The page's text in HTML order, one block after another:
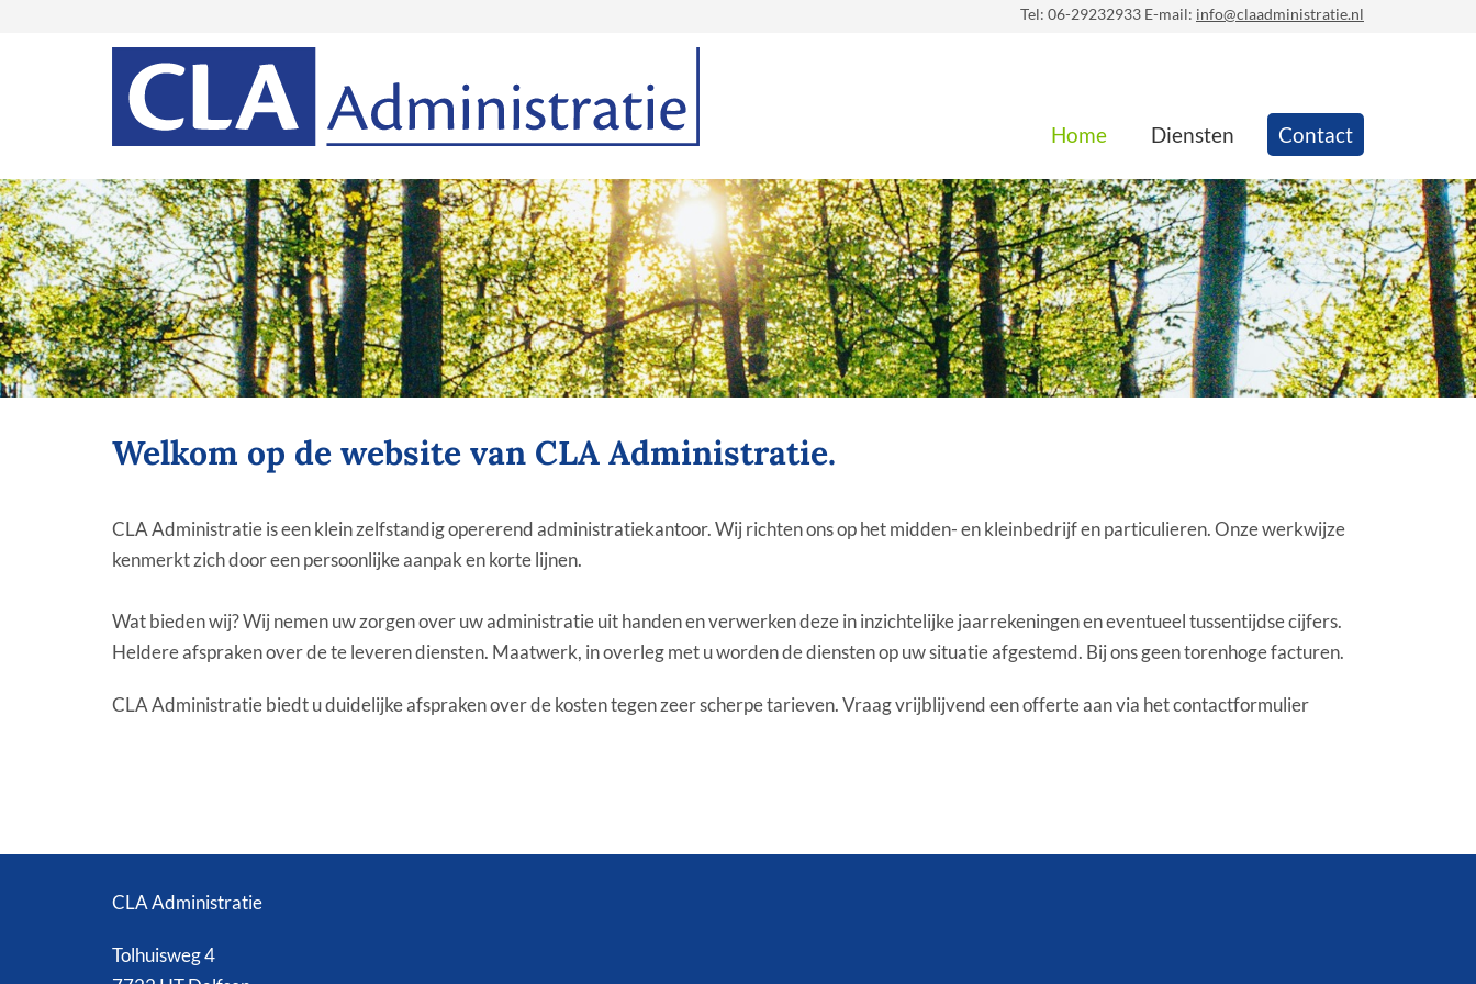
Tel: 06-29232933 E-mail: info@claadministratie.nl
Home Diensten Contact
Welkom op de website van CLA Administratie.
CLA Administratie is een klein zelfstandig opererend administratiekantoor. Wij richten ons op het midden- en kleinbedrijf en particulieren. Onze werkwijze
kenmerkt zich door een persoonlijke aanpak en korte lijnen.
Wat bieden wij? Wij nemen uw zorgen over uw administratie uit handen en verwerken deze in inzichtelijke jaarrekeningen en eventueel tussentijdse cijfers.
Heldere afspraken over de te leveren diensten. Maatwerk, in overleg met u worden de diensten op uw situatie afgestemd. Bij ons geen torenhoge facturen.
CLA Administratie biedt u duidelijke afspraken over de kosten tegen zeer scherpe tarieven. Vraag vrijblijvend een offerte aan via het contactformulier
CLA Administratie
Tolhuisweg 4